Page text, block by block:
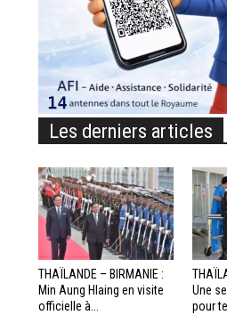
Les derniers articles
THAÏLANDE – BIRMANIE :
Min Aung Hlaing en visite
officielle à...
Une
pour